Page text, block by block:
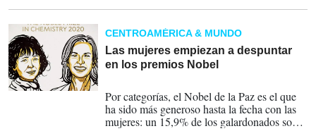
CENTROAMÉRICA & MUNDO
Las mujeres empiezan a despuntar
en los premios Nobel
Por categorías, el Nobel de la Paz es el que
ha sido más generoso hasta la fecha con las
mujeres: un 15,9% de los galardonados son